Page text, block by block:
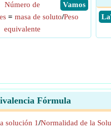
​ Vamos
Número de
= masa de soluto/Peso
equivalente
Fórmula
solución 1/Normalidad de la